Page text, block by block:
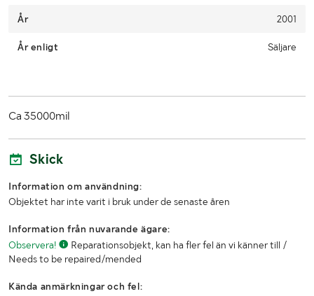
År 2001
År enligt Säljare
Ca 35000mil
Skick
Information om användning:
Objektet har inte varit i bruk under de senaste åren
Information från nuvarande ägare:
Observera!
Reparationsobjekt, kan ha fler fel än vi känner till /
Needs to be repaired/mended
Kända anmärkningar och fel: